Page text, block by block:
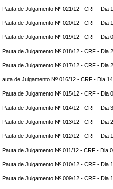
Pauta de Julgamento Nº 021/12 - CRF - Dia
Pauta de Julgamento Nº 020/12 - CRF - Dia
Pauta de Julgamento Nº 019/12 - CRF - Dia
Pauta de Julgamento Nº 018/12 - CRF - Dia
Pauta de Julgamento Nº 017/12 - CRF - Dia
auta de Julgamento Nº 016/12 - CRF - Dia
Pauta de Julgamento Nº 015/12 - CRF - Dia
Pauta de Julgamento Nº 014/12 - CRF - Dia
Pauta de Julgamento Nº 013/12 - CRF - Dia
Pauta de Julgamento Nº 012/12 - CRF - Dia
Pauta de Julgamento Nº 011/12 - CRF - Dia
Pauta de Julgamento Nº 010/12 - CRF - Dia
Pauta de Julgamento Nº 009/12 - CRF - Dia